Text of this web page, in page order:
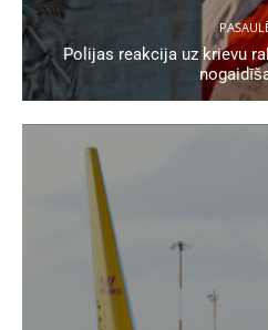
Polijas reakcija uz krievu